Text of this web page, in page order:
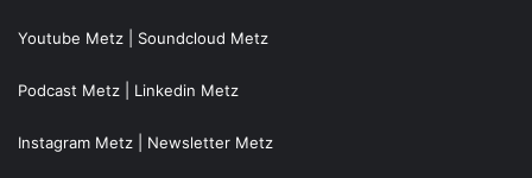
Youtube Metz Soundcloud Metz
Podcast Metz Linkedin Metz
Instagram Metz Newsletter Metz